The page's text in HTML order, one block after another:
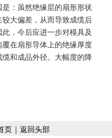
：虽然绝缘层的扇形形状
大偏差，从而导致成缆后
，今后应进一步对模具及
在扇形导体上的绝缘厚度
和成品外径。大幅度的降
页| 返回头部